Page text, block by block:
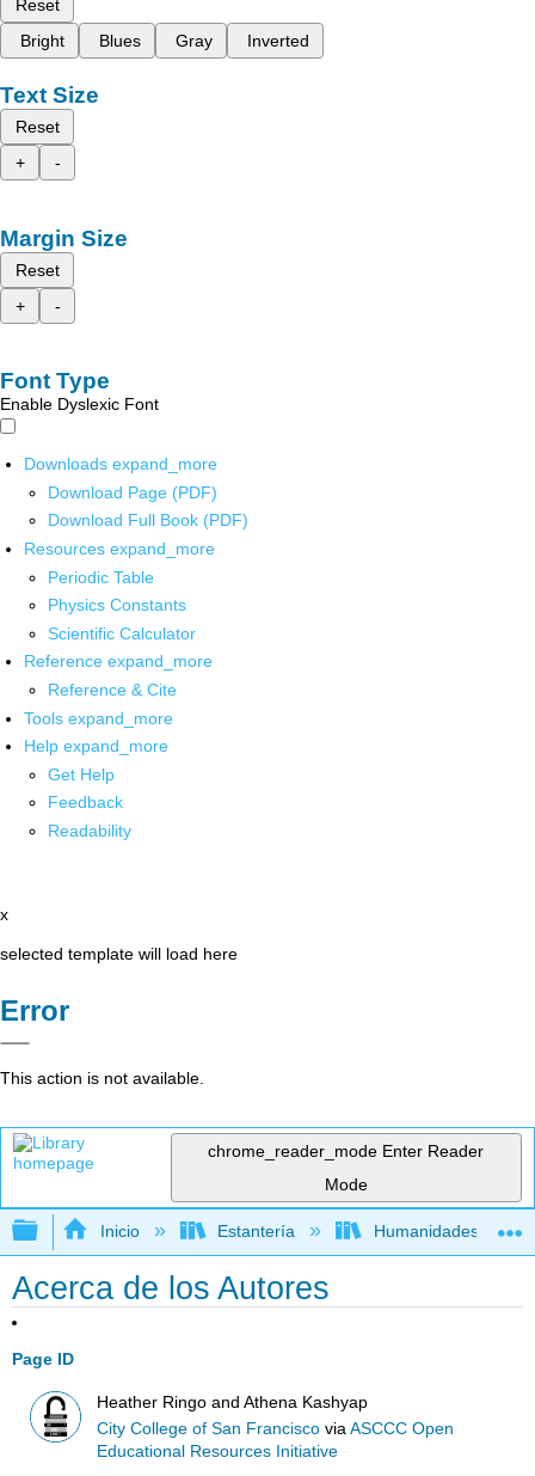
Reset
Bright
Blues Gray Inverted
Text Size
Reset
+
-
Margin Size
Reset
+
-
Font Type
Enable Dyslexic Font
Downloads expand_more
Download Page (PDF)
Download Full Book (PDF)
Resources expand_more
Periodic Table
Physics Constants
Scientific Calculator
Reference expand_more
Reference & Cite
Tools expand_more
Help expand_more
Get Help
Feedback
Readability
x
selected template will load here
Error
This action is not available.
chrome_reader_mode Enter Reader
Mode
Expandir/contraer jerarquía global
Inicio Estantería Humanidades
Acerca de los Autores
Page ID
Heather Ringo and Athena Kashyap
City College of San Francisco viaASCCC Open
Educational Resources Initiative